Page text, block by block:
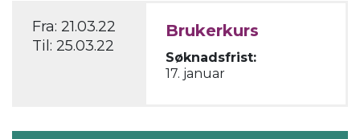
Fra: 21.03.22
Til: 25.03.22
Brukerkurs
Søknadsfrist:
17. januar